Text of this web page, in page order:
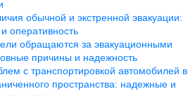
обычной и экстренной эвакуации:
оперативность
обращаются за эвакуационными
причины и надежность
с транспортировкой автомобилей в
пространства: надежные и